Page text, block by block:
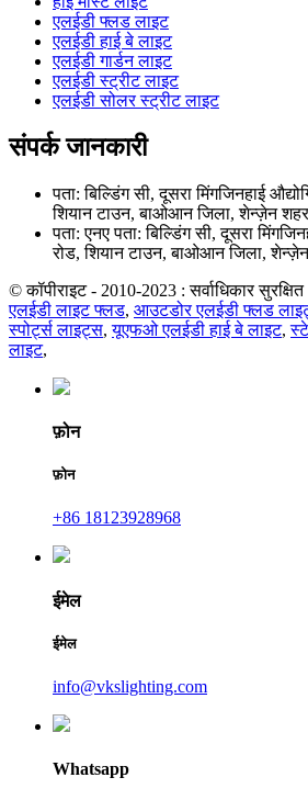
एलईडी फ्लड लाइट
एलईडी हाई बे लाइट
एलईडी गार्डन लाइट
एलईडी स्ट्रीट लाइट
एलईडी सोलर स्ट्रीट लाइट
संपर्क जानकारी
पता: बिल्डिंग सी, दूसरा मिंगजिनहाई
शियान टाउन, बाओआन जिला, शेन्ज़ेन
पता: एनए पता: बिल्डिंग सी, दूसरा
रोड, शियान टाउन, बाओआन जिला,
© कॉपीराइट - 2010-2023 : सर्वाधिकार
एलईडी लाइट फ्लड, आउटडोर एलईडी फ्लड
स्पोर्ट्स लाइट्स,यूएफओ एलईडी हाई बे लाइट,
लाइट,
फ़ोन
फ़ोन
+86 18123928968
ईमेल
ईमेल
info@vkslighting.com
Whatsapp